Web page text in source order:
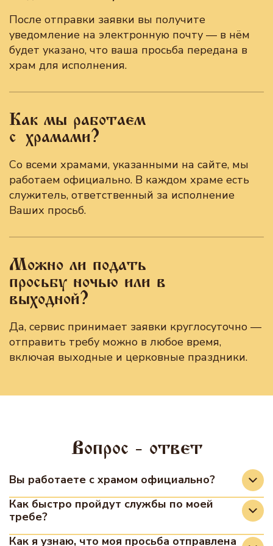
После отправки заявки вы получите
уведомление на электронную почту — в нём
будет указано, что ваша просьба передана в
храм для исполнения.
Как мы работаем
с храмами?
Со всеми храмами, указанными на сайте, мы
работаем официально. В каждом храме есть
служитель, ответственный за исполнение
Ваших просьб.
Можно ли подать
просьбу ночью или в
выходной?
Да, сервис принимает заявки круглосуточно —
отправить требу можно в любое время,
включая выходные и церковные праздники.
Вопрос - ответ
Вы работаете с храмом официально?
Да, мы сотрудничаем с храмами на
официальной основе. Передача записок,
молитвенных прошений осуществляется в
Как быстро пройдут службы по моей
требе?
В разных храмах существует разное
Как я узнаю, что моя просьба отправлена